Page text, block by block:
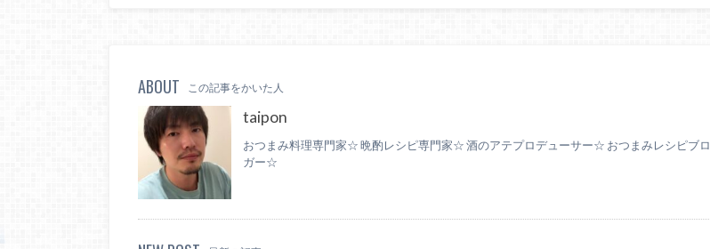
ABOUT この記事をかいた人
taipon
おつまみ料理専門家☆ 晩酌レシピ専門家☆ 酒のアテプロデューサー☆ おつまみレシピブロ
ガー☆